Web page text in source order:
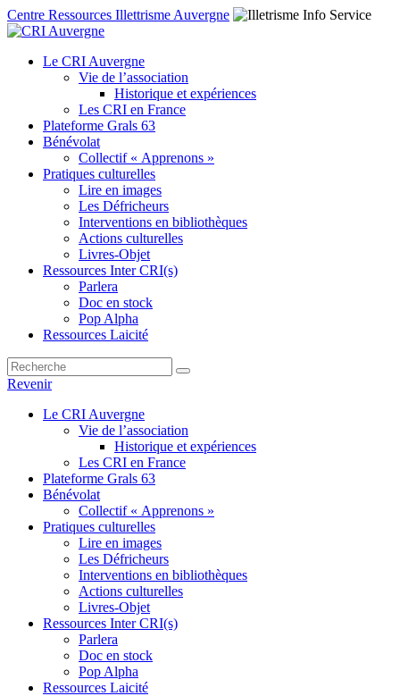
Centre Ressources Illettrisme Auvergne
Le CRI Auvergne
Vie de l’association
Historique et expériences
Les CRI en France
Plateforme Grals 63
Bénévolat
Collectif « Apprenons »
Pratiques culturelles
Lire en images
Les Défricheurs
Interventions en bibliothèques
Actions culturelles
Livres-Objet
Ressources Inter CRI(s)
Parlera
Doc en stock
Pop Alpha
Ressources Laicité
Revenir
Le CRI Auvergne
Vie de l’association
Historique et expériences
Les CRI en France
Plateforme Grals 63
Bénévolat
Collectif « Apprenons »
Pratiques culturelles
Lire en images
Les Défricheurs
Interventions en bibliothèques
Actions culturelles
Livres-Objet
Ressources Inter CRI(s)
Parlera
Doc en stock
Pop Alpha
Ressources Laicité